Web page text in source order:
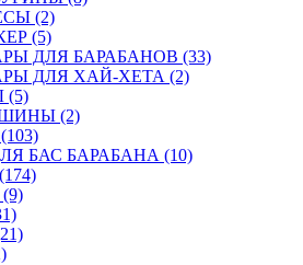
(2)
(5)
ДЛЯ БАРАБАНОВ (33)
ДЛЯ ХАЙ-ХЕТА (2)
(5)
(2)
БАС БАРАБАНА (10)